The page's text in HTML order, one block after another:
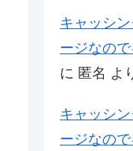
キャッシ
ージなの
に 匿名 よ
キャッシ
ージなの